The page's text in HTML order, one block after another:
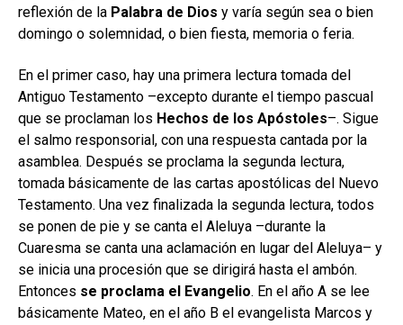
reflexión de la Palabra de Dios y varía según sea o bien
domingo o solemnidad, o bien fiesta, memoria o feria.
En el primer caso, hay una primera lectura tomada del
Antiguo Testamento –excepto durante el tiempo pascual
que se proclaman los Hechos de los Apóstoles–. Sigue
el salmo responsorial, con una respuesta cantada por la
asamblea. Después se proclama la segunda lectura,
tomada básicamente de las cartas apostólicas del Nuevo
Testamento. Una vez finalizada la segunda lectura, todos
se ponen de pie y se canta el Aleluya –durante la
Cuaresma se canta una aclamación en lugar del Aleluya– y
se inicia una procesión que se dirigirá hasta el ambón.
Entonces se proclama el Evangelio. En el año A se lee
básicamente Mateo, en el año B el evangelista Marcos y